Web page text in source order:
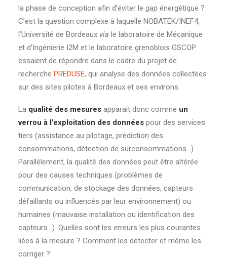
la phase de conception afin d’éviter le gap énergétique ?
C’est la question complexe à laquelle NOBATEK/INEF4,
l’Université de Bordeaux via le laboratoire de Mécanique
et d’Ingénierie I2M et le laboratoire grenoblois GSCOP
essaient de répondre dans le cadre du projet de
recherche PREDUSE, qui analyse des données collectées
sur des sites pilotes à Bordeaux et ses environs.
La qualité des mesures apparait donc comme un
verrou à l’exploitation des données pour des services
tiers (assistance au pilotage, prédiction des
consommations, détection de surconsommations…).
Parallèlement, la qualité des données peut être altérée
pour des causes techniques (problèmes de
communication, de stockage des données, capteurs
défaillants ou influencés par leur environnement) ou
humaines (mauvaise installation ou identification des
capteurs…). Quelles sont les erreurs les plus courantes
liées à la mesure ? Comment les détecter et même les
corriger ?